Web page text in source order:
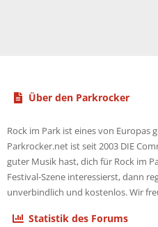
Über den Parkrocker
Rock im Park ist eines von Europas
Parkrocker.net ist seit 2003 DIE
guter Musik hast, dich für Rock im
Festival-Szene interessierst, dann
unverbindlich und kostenlos. Wir
Statistik des Forums